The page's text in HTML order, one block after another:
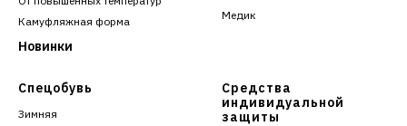
Камуфляжная форма
Новинки
Медик
Спецобувь
Зимняя
Средства
индивидуальной
защиты